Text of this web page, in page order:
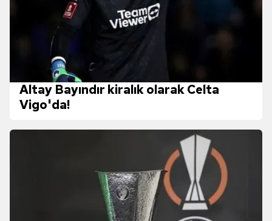
Altay Bayındır kiralık olarak Celta
Vigo'da!